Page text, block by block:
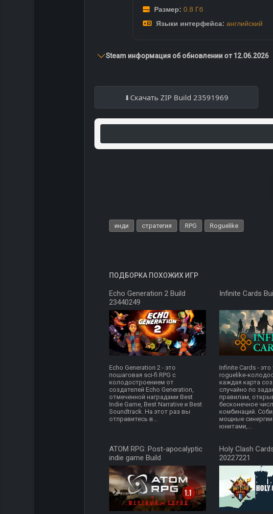
Размер: 0.8 Гб
Языки интерфейса: английский
Steam информация об обновлении от 12.06.2026
Скачать ZIP Build 23591969
инди стратегия RPG Roguelike
ПОДБОРКА ПОХОЖИХ ИГР
Echo Generation 2 Build
23440249
Echo Generation 2 - это
пошаговая sci-fi RPG с
колодостроением от
создателей Echo Generation,
отмеченной наградами Best
Indie Game, Best Narrative и Best
Soundtrack. На этот раз вы
отправитесь в...
Infinite Cards
Infinite Cards -
roguelike-
каждая карта
случайно по
правилам,
бесконечное
комбинаций.
мощные
юнитами,...
ATOM RPG: Post-apocalyptic
indie game Build
Holy Clash
20227221